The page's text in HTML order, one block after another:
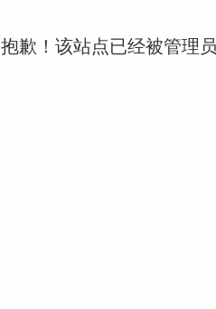
抱歉！该站点已经被管理